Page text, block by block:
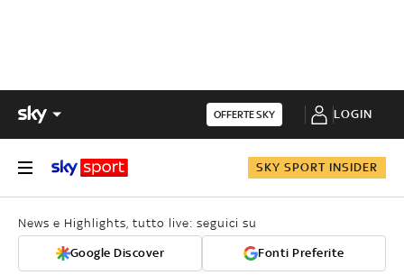
OFFERTE SKY LOGIN
SKY SPORT INSIDER
News e Highlights, tutto live: seguici su
Google Discover Fonti Preferite